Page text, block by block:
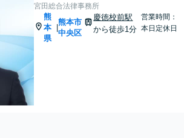
宮田総合法律事務所
熊
本
県
熊本市
中央区
慶徳校前駅
から徒歩1分
営業時間：
本日定休日